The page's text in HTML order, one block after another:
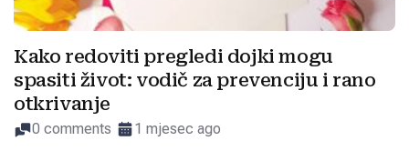
Kako redoviti pregledi dojki mogu
spasiti život: vodič za prevenciju i rano
otkrivanje
0 comments 1 mjesec ago